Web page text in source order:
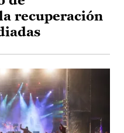
recuperación